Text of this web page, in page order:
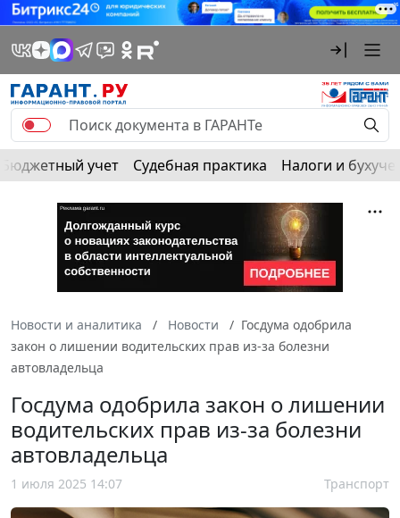
Бюджетный учет Судебная практика Налоги и
Новости и аналитика Новости
Госдума одобрила
закон о лишении водительских прав из-за болезни
автовладельца
Госдума одобрила закон о лишении
водительских прав из-за болезни
автовладельца
1 июля 2025 14:07 Транспорт